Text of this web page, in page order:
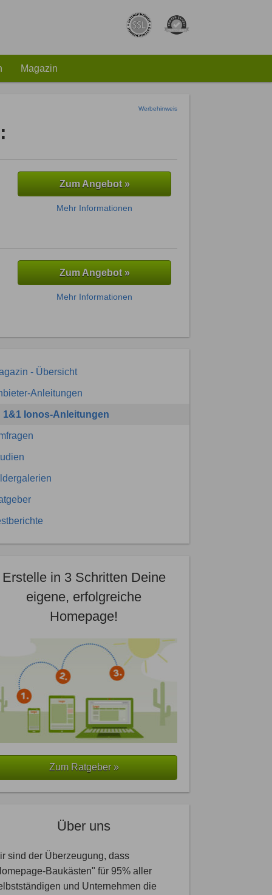
Magazin
Werbehinweis
Zum Angebot »
Mehr Informationen
Zum Angebot »
Mehr Informationen
- Übersicht
Anleitungen
1&1 Ionos-Anleitungen
Erstelle in 3 Schritten Deine
eigene, erfolgreiche
Homepage!
Zum Ratgeber »
Über uns
sind der Überzeugung, dass
Baukästen" für 95% aller
und Unternehmen die